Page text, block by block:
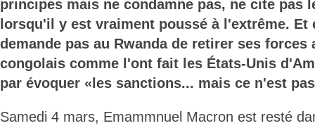
principes mais ne condamne pas, ne cite pas
lorsqu'il y est vraiment poussé à l'extrême. Et
demande pas au Rwanda de retirer ses
congolais comme l'ont fait les États-Unis
par évoquer «les sanctions... mais ce n'est
Samedi 4 mars, Emammnuel Macron est resté